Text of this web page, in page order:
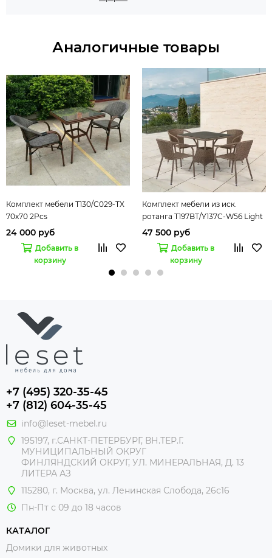
Аналогичные товары
Комплект мебели T130/C029-TX
70x70 2Pcs
24 000 руб
Добавить в
корзину
Комплект мебели из иск.
ротанга T197BT/Y137C-W56 Light
brown (4+1)
47 500 руб
Добавить в
корзину
+7 (495) 320-35-45
+7 (812) 604-35-45
info@leset-mebel.ru
195197, г.САНКТ-ПЕТЕРБУРГ, ВН.ТЕР.Г.
МУНИЦИПАЛЬНЫЙ ОКРУГ
ФИНЛЯНДСКИЙ ОКРУГ, УЛ. МИНЕРАЛЬНАЯ, Д. 13
ЛИТЕРА АЗ
115280, г. Москва, ул. Ленинская Слобода, 26с16
Пн-Пт с 09 до 18 часов
КАТАЛОГ
Домики для животных